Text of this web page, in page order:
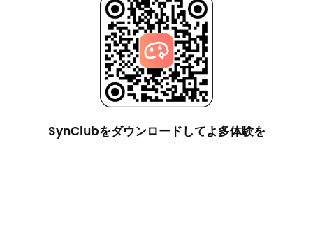
SynClubをダウンロードしてよ多体験を